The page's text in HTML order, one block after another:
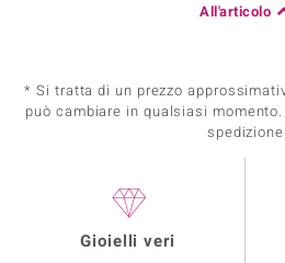
All'articolo
* Si tratta di un prezzo
può cambiare in qualsiasi
spedizione
Gioielli veri